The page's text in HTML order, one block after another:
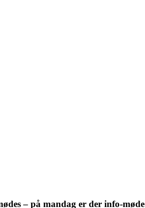
– på mandag er der info-møde